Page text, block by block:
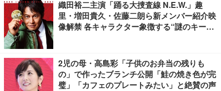
織田裕二主演「踊る大捜査線 N.E.W.」趣
里・増田貴久・佐藤二朗ら新メンバー紹介映
像解禁 各キャラクター象徴する“謎のキーワ
2児の母・高島彩「子供のお弁当の残りも
の」で作ったブランチ公開「鮭の焼き色が完
璧」「カフェのプレートみたい」と絶賛の声